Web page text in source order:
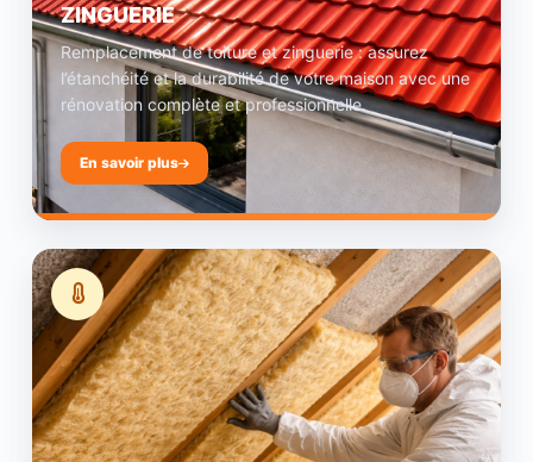
ZINGUERIE
Remplacement de toiture et zinguerie : assurez
l’étanchéité et la durabilité de votre maison avec une
rénovation complète et professionnelle.
En savoir plus